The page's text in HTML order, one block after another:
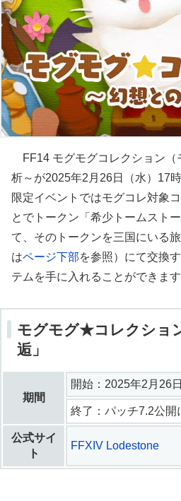
FF14 モグモグコレクション
析～が2025年2月26日（水）17
限定イベントではモグコレ対象
とでトークン「希少トームスト
て、そのトークンを三国にいる
はページ下部を参照）にて交換
テムを手に入れることができま
モグモグ★コレクショ
逅」
期間
開始：2025年2月26
終了：パッチ7.2公
公式サイ
ト
FFXIV Lodestone